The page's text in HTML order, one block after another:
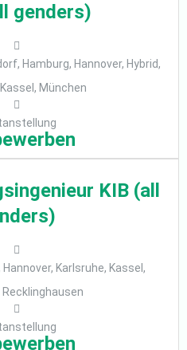
genders)
Hamburg, Hannover, Hybrid,
München
KIB (all
Karlsruhe, Kassel,
Recklinghausen